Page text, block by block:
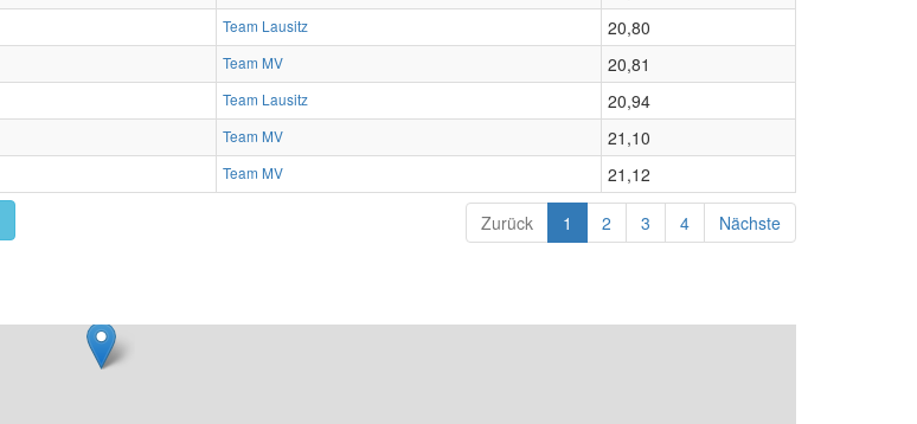
Team Lausitz
20,80
Team MV
20,81
Team Lausitz
20,94
Team MV
21,10
Team MV
21,12
Zurück 1 2 3 4 Nächste